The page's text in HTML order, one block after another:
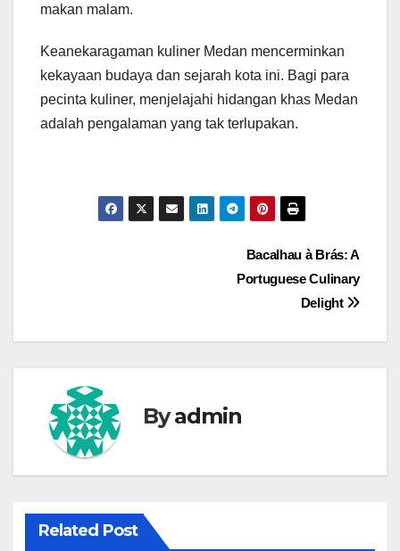
makan malam. ​
Keanekaragaman kuliner Medan mencerminkan
kekayaan budaya dan sejarah kota ini. Bagi para
pecinta kuliner, menjelajahi hidangan khas Medan
adalah pengalaman yang tak terlupakan.
Bacalhau à Brás: A
Portuguese Culinary
Delight
Byadmin
Related Post